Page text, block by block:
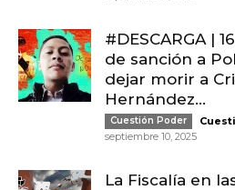
#DESCARGA |
de sanción a
dejar morir a
Hernández...
Cuestión Poder
septiembre 10, 2025
La Fiscalía en